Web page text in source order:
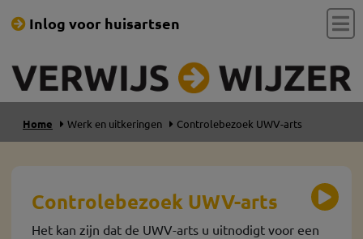
Inlog voor huisartsen
Home Werk en uitkeringen Controlebezoek UWV-arts
Controlebezoek UWV-arts
Het kan zijn dat de UWV-arts u uitnodigt voor een